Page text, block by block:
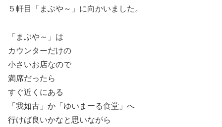
５軒目「まぶや～」に向かいました。
「まぶや～」は
カウンターだけの
小さいお店なので
満席だったら
すぐ近くにある
「我如古」か「ゆいまーる食堂」へ
行けば良いかなと思いながら